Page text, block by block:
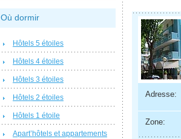
Adresse:
Zone:
Où dormir
Hôtels 5 étoiles
Hôtels 4 étoiles
Hôtels 3 étoiles
Hôtels 2 étoiles
Hôtels 1 étoile
Apart’hôtels et appartements